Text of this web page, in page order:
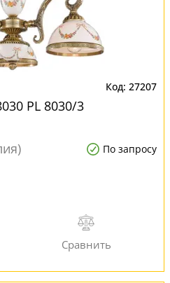
27207
PL 8030/3
По запросу